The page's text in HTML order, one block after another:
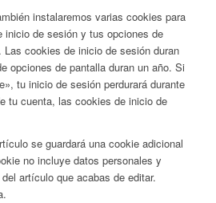
instalaremos varias cookies para
inicio de sesión y tus opciones de
cookies de inicio de sesión duran
opciones de pantalla duran un año. Si
tu inicio de sesión perdurará durante
tu cuenta, las cookies de inicio de
se guardará una cookie adicional
no incluye datos personales y
artículo que acabas de editar.